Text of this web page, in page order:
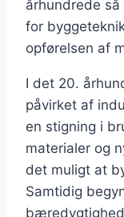
århundrede
for
opførelsen af
I det 20.
påvirket af
en stigning i
materialer og
det muligt at
Samtidig